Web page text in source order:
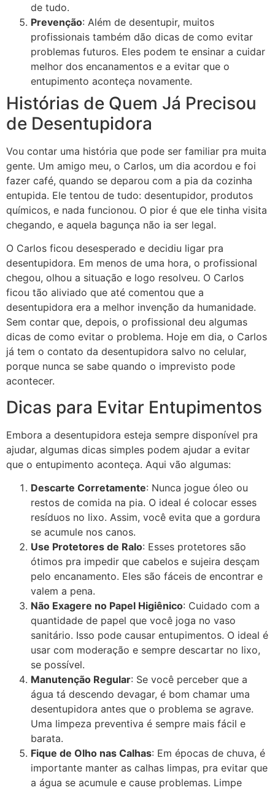
de tudo.
Prevenção: Além de desentupir, muitos
profissionais também dão dicas de como evitar
problemas futuros. Eles podem te ensinar a cuidar
melhor dos encanamentos e a evitar que o
entupimento aconteça novamente.
Histórias de Quem Já Precisou
de Desentupidora
Vou contar uma história que pode ser familiar pra muita
gente. Um amigo meu, o Carlos, um dia acordou e foi
fazer café, quando se deparou com a pia da cozinha
entupida. Ele tentou de tudo: desentupidor, produtos
químicos, e nada funcionou. O pior é que ele tinha visita
chegando, e aquela bagunça não ia ser legal.
O Carlos ficou desesperado e decidiu ligar pra
desentupidora. Em menos de uma hora, o profissional
chegou, olhou a situação e logo resolveu. O Carlos
ficou tão aliviado que até comentou que a
desentupidora era a melhor invenção da humanidade.
Sem contar que, depois, o profissional deu algumas
dicas de como evitar o problema. Hoje em dia, o Carlos
já tem o contato da desentupidora salvo no celular,
porque nunca se sabe quando o imprevisto pode
acontecer.
Dicas para Evitar Entupimentos
Embora a desentupidora esteja sempre disponível pra
ajudar, algumas dicas simples podem ajudar a evitar
que o entupimento aconteça. Aqui vão algumas:
Descarte Corretamente: Nunca jogue óleo ou
restos de comida na pia. O ideal é colocar esses
resíduos no lixo. Assim, você evita que a gordura
se acumule nos canos.
Use Protetores de Ralo: Esses protetores são
ótimos pra impedir que cabelos e sujeira desçam
pelo encanamento. Eles são fáceis de encontrar e
valem a pena.
Não Exagere no Papel Higiênico: Cuidado com a
quantidade de papel que você joga no vaso
sanitário. Isso pode causar entupimentos. O ideal é
usar com moderação e sempre descartar no lixo,
se possível.
Manutenção Regular: Se você perceber que a
água tá descendo devagar, é bom chamar uma
desentupidora antes que o problema se agrave.
Uma limpeza preventiva é sempre mais fácil e
barata.
Fique de Olho nas Calhas: Em épocas de chuva, é
importante manter as calhas limpas, pra evitar que
a água se acumule e cause problemas. Limpe